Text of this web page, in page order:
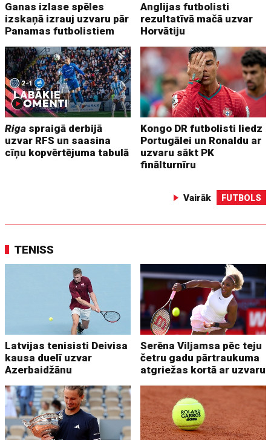
Ganas izlase spēles
izskaņā izrauj uzvaru pār
Panamas futbolistiem
Anglijas futbolisti
rezultatīvā mačā uzvar
Horvātiju
Riga spraigā derbijā
uzvar RFS un saasina
cīņu kopvērtējuma tabulā
Kongo DR futbolisti liedz
Portugālei un Ronaldu ar
uzvaru sākt PK
finālturnīru
Vairāk FUTBOLS
TENISS
Latvijas tenisisti Deivisa
kausa duelī uzvar
Azerbaidžānu
Serēna Viljamsa pēc teju
četru gadu pārtraukuma
atgriežas kortā ar uzvaru